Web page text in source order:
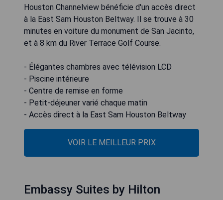
Houston Channelview bénéficie d'un accès direct
à la East Sam Houston Beltway. Il se trouve à 30
minutes en voiture du monument de San Jacinto,
et à 8 km du River Terrace Golf Course.
- Élégantes chambres avec télévision LCD
- Piscine intérieure
- Centre de remise en forme
- Petit-déjeuner varié chaque matin
- Accès direct à la East Sam Houston Beltway
VOIR LE MEILLEUR PRIX
Embassy Suites by Hilton